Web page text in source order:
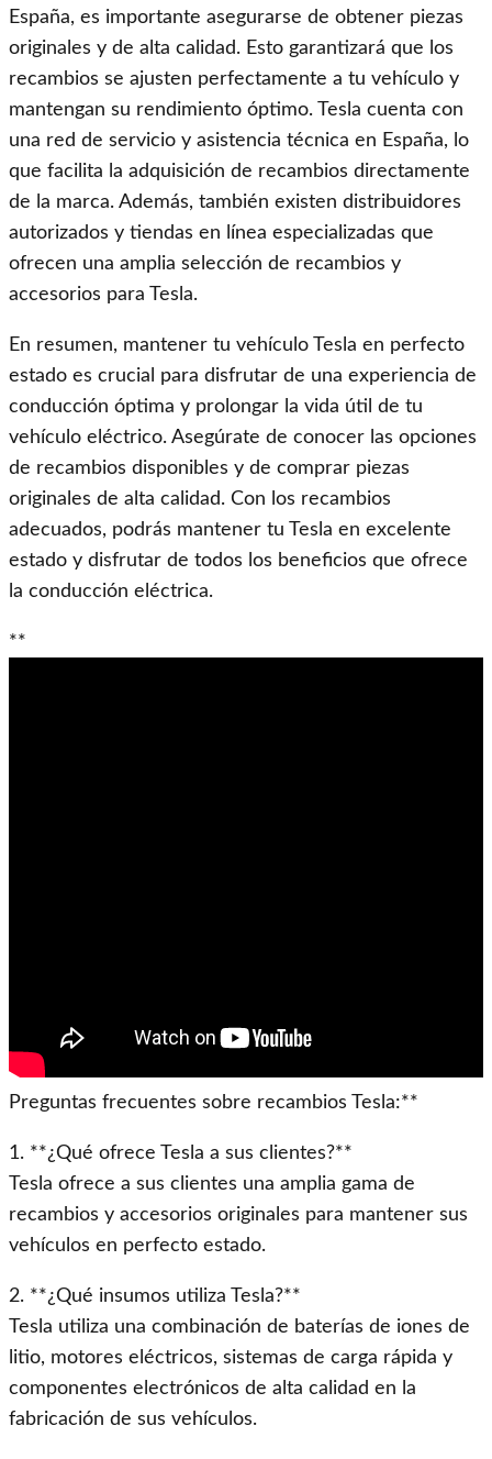
España, es importante asegurarse de obtener piezas
originales y de alta calidad. Esto garantizará que los
recambios se ajusten perfectamente a tu vehículo y
mantengan su rendimiento óptimo. Tesla cuenta con
una red de servicio y asistencia técnica en España, lo
que facilita la adquisición de recambios directamente
de la marca. Además, también existen distribuidores
autorizados y tiendas en línea especializadas que
ofrecen una amplia selección de recambios y
accesorios para Tesla.
En resumen, mantener tu vehículo Tesla en perfecto
estado es crucial para disfrutar de una experiencia de
conducción óptima y prolongar la vida útil de tu
vehículo eléctrico. Asegúrate de conocer las opciones
de recambios disponibles y de comprar piezas
originales de alta calidad. Con los recambios
adecuados, podrás mantener tu Tesla en excelente
estado y disfrutar de todos los beneficios que ofrece
la conducción eléctrica.
**
Preguntas frecuentes sobre recambios Tesla:**
1. **¿Qué ofrece Tesla a sus clientes?**
Tesla ofrece a sus clientes una amplia gama de
recambios y accesorios originales para mantener sus
vehículos en perfecto estado.
2. **¿Qué insumos utiliza Tesla?**
Tesla utiliza una combinación de baterías de iones de
litio, motores eléctricos, sistemas de carga rápida y
componentes electrónicos de alta calidad en la
fabricación de sus vehículos.